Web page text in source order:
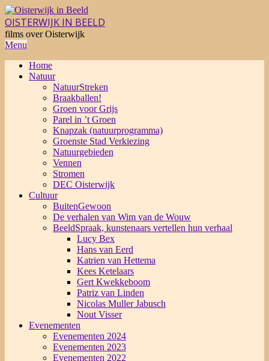
Skip
to
content
OISTERWIJK IN BEELD
films over Oisterwijk
Primary
Menu
Menu
Home
Natuur
NatuurStreken
Braakballen!
Groen voor Grijs
Parel in ’t Groen
Knapzak (natuurprogramma)
Groenste Stad Verkiezing
Natuurgebieden
Vennen
Stromen
DEC Oisterwijk
Cultuur
BuitenGewoon
De verhalen van Wim van de Wouw
BeeldSpraak, kunstenaars vertellen hun verhaal
Lucy Bex
Hans van Eerd
Katrien van Hettema
Kees Ketelaars
Gert Kwekkeboom
Patriz van Linden
Nicolas Muller Jabusch
Nout Visser
Evenementen
Evenementen 2024
Evenementen 2023
Evenementen 2022